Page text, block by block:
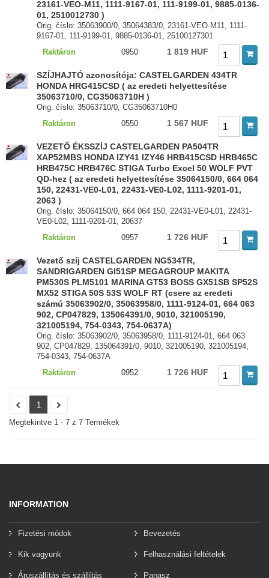
23161-VEO-M11, 1111-9167-01, 111-9199-01, 9885-0136-
01, 2510012730 )
Orig. číslo: 35063900/0, 35064383/0, 23161-VEO-M11, 1111-
9167-01, 111-9199-01, 9885-0136-01, 25100127301
Raktáron
0950 1 819 HUF
SZÍJHAJTÓ azonosítója: CASTELGARDEN 434TR
HONDA HRG415CSD ( az eredeti helyettesítése
35063710/0, CG35063710H )
Orig. číslo: 35063710/0, CG35063710H0
Raktáron
0550 1 567 HUF
VEZETŐ ÉKSSZÍJ CASTELGARDEN PA504TR
XAP52MBS HONDA IZY41 IZY46 HRB415CSD HRB465C
HRB475C HRB476C STIGA Turbo Excel 50 WOLF PVT
QD-hez ( az eredeti helyettesítése 35064150/0, 664 064
150, 22431-VE0-L01, 22431-VE0-L02, 1111-9201-01,
2063 )
Orig. číslo: 35064150/0, 664 064 150, 22431-VE0-L01, 22431-
VE0-L02, 1111-9201-01, 20637
Raktáron
0957 1 726 HUF
Vezető szíj CASTELGARDEN NG534TR,
SANDRIGARDEN GI51SP MEGAGROUP MAKITA
PM530S PLM5101 MARINA GT53 BOSS GX51SB SP52S
MX52 STIGA 50S 53S WOLF RT (csere az eredeti
számú 35063902/0, 35063958/0, 1111-9124-01, 664 063
902, CP047829, 135064391/0, 9010, 321005190,
321005194, 754-0343, 754-0637A)
Orig. číslo: 35063902/0, 35063958/0, 1111-9124-01, 664 063
902, CP047829, 135064391/0, 9010, 321005190, 321005194,
754-0343, 754-0637A
Raktáron
0952 1 726 HUF
1
Megtekintve 1 - 7 z 7 Termékek
INFORMATION
Fizetési módok Bevezetés
Kik vagyunk Felhasználási feltételek
Áruszállítás és szállítás Panasz